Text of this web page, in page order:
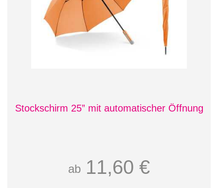
Stockschirm 25” mit automatischer Öffnung
ab 11,60 €